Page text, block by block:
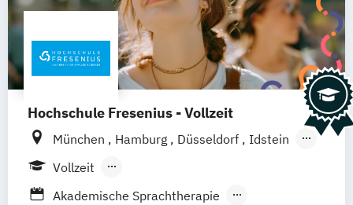
Hochschule Fresenius - Vollzeit
München Hamburg Düsseldorf
Idstein
Berlin
Vollzeit
Berufsbegleitendes Präsenzstudium
Akademische Sprachtherapie